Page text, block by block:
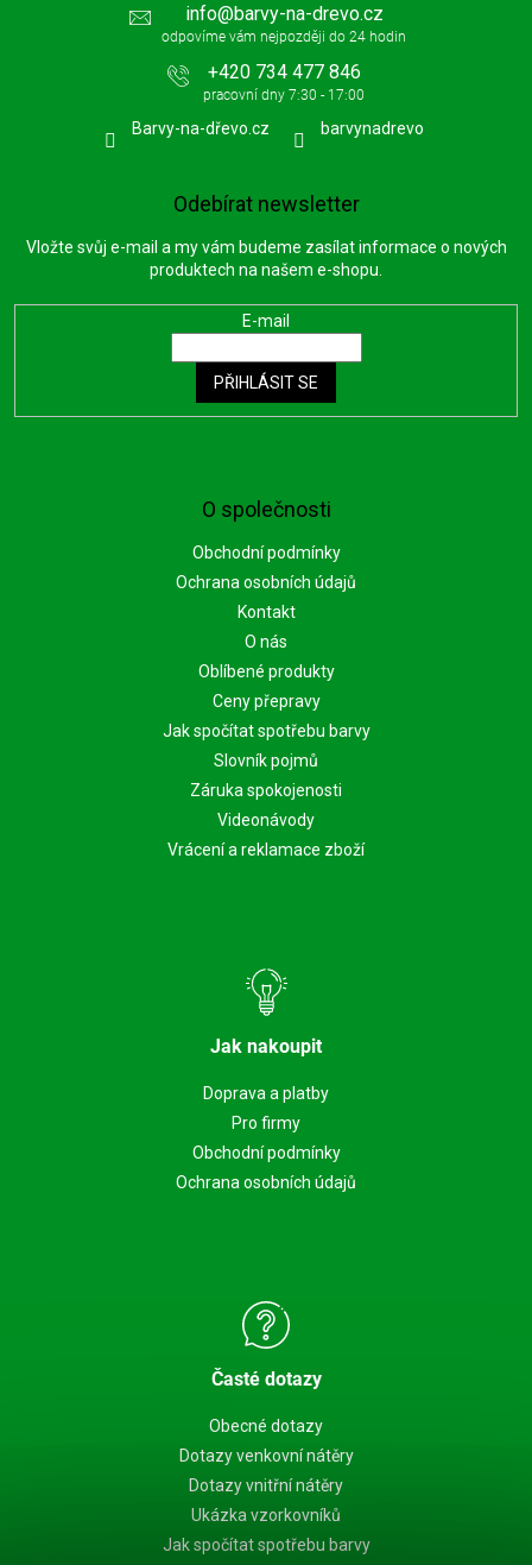
O společnosti
Obchodní podmínky
Ochrana osobních údajů
Kontakt
O nás
Oblíbené produkty
Ceny přepravy
Jak spočítat spotřebu barvy
Slovník pojmů
Záruka spokojenosti
Videonávody
Vrácení a reklamace zboží
Jak nakoupit
Doprava a platby
Pro firmy
Obchodní podmínky
Ochrana osobních údajů
Časté dotazy
Obecné dotazy
Dotazy venkovní nátěry
Dotazy vnitřní nátěry
Ukázka vzorkovníků
Jak spočítat spotřebu barvy
info@barvy-na-drevo.cz
+420 734 477 846
Barvy-na-dřevo.cz barvynadrevo
Odebírat newsletter
Vložte svůj e-mail a my vám budeme zasílat informace o nových
produktech na našem e-shopu.
E-mail
PŘIHLÁSIT SE